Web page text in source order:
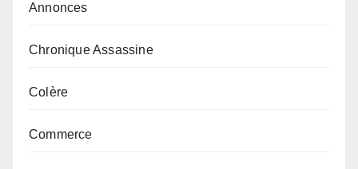
Annonces
Chronique Assassine
Colère
Commerce